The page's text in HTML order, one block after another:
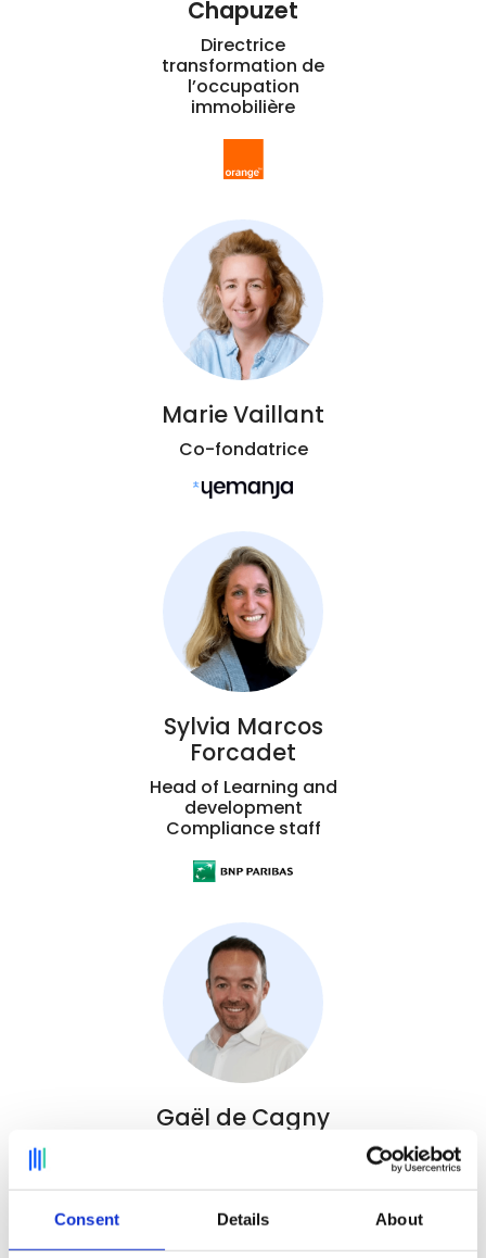
Consent Details About
Chapuzet
Directrice
transformation de
l’occupation
immobilière
Marie Vaillant
Co-fondatrice
Sylvia Marcos
Forcadet
Head of Learning and
development
Compliance staff
Gaël de Cagny